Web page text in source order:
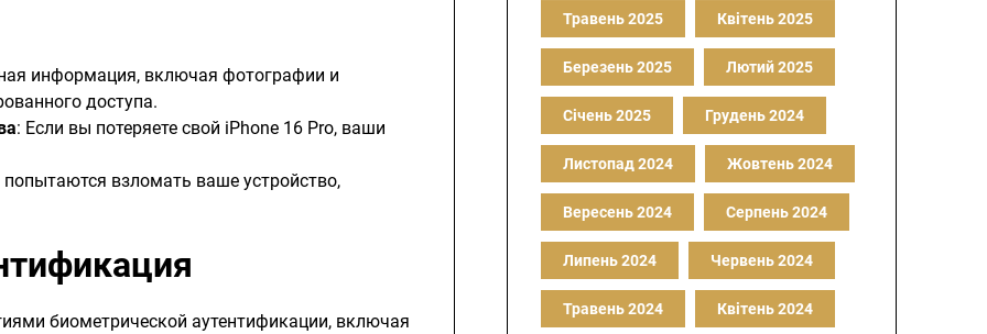
информация, включая фотографии и
доступа.
: Если вы потеряете свой iPhone 16 Pro, ваши
взломать ваше устройство,
биометрической аутентификации, включая
Травень 2025 Квітень 2025
Березень 2025 Лютий 2025
Січень 2025 Грудень 2024
Листопад 2024 Жовтень 2024
Вересень 2024 Серпень 2024
Липень 2024 Червень 2024
Травень 2024 Квітень 2024